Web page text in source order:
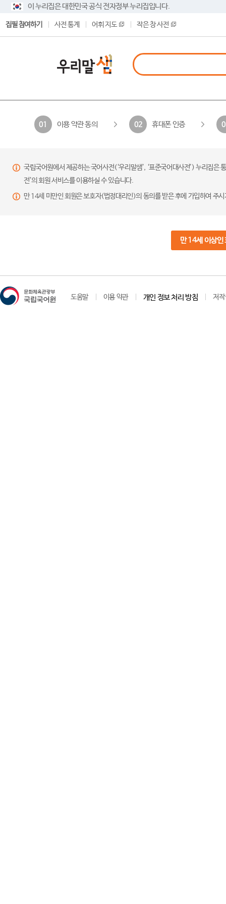
이 누리집은 대한민국 공식 전자정부 누리집입니다.
집필 참여하기 사전 통계 어휘 지도 작은 창 사전
01 이용 약관 동의 02 휴대폰 인증
국립국어원에서 제공하는 국어사전(‘우리말샘’, ‘표준국어대사전’) 누리집
전’의 회원 서비스를 이용하실 수 있습니다.
만 14세 미만인 회원은 보호자(법정대리인)의 동의를 받은 후에 가입하여 주
만 14세 이상인
도움말 이용 약관 개인 정보 처리 방침 저